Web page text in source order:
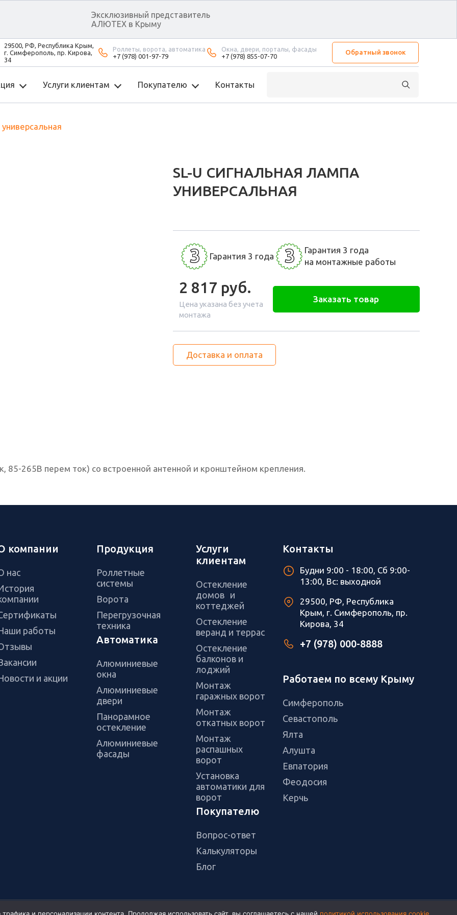
Эксклюзивный представитель
АЛЮТЕХ в Крыму
29500, РФ, Республика Крым,
г. Симферополь, пр. Кирова,
34
Роллеты, ворота, автоматика
+7 (978) 001-97-79
Окна, двери, порталы, фасады
+7 (978) 855-07-70
Обратный звонок
Услуги клиентам Покупателю Контакты
SL-U СИГНАЛЬНАЯ ЛАМПА
УНИВЕРСАЛЬНАЯ
3 Гарантия 3 года 3
Гарантия 3 года
на монтажные работы
2 817 руб.
Цена указана без учета
монтажа
Заказать товар
Доставка и оплата
85-265В перем ток) со встроенной антенной и кронштейном крепления.
компании
нас
работы
и акции
Продукция
Роллетные
системы
Ворота
Перегрузочная
техника
Автоматика
Алюминиевые
окна
Алюминиевые
двери
Панорамное
остекление
Алюминиевые
фасады
Услуги
клиентам
Остекление
домов и
коттеджей
Остекление
веранд и террас
Остекление
балконов и
лоджий
Монтаж
гаражных ворот
Монтаж
откатных ворот
Монтаж
распашных
ворот
Установка
автоматики для
ворот
Покупателю
Вопрос-ответ
Калькуляторы
Блог
Контакты
Будни 9:00 - 18:00, Сб 9:00-
13:00, Вс: выходной
29500, РФ, Республика
Крым, г. Симферополь, пр.
Кирова, 34
+7 (978) 000-8888
Работаем по всему Крыму
Симферополь
Севастополь
Ялта
Алушта
Евпатория
Феодосия
Керчь